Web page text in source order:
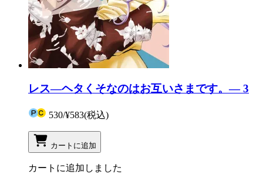
レス―ヘタくそなのはお互いさまです。― 3
530/¥583(税込)
カートに追加
カートに追加しました